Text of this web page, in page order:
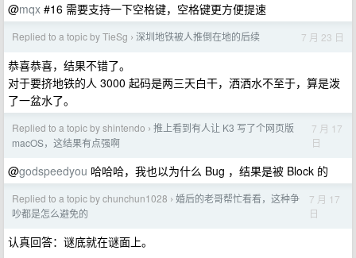
@mqx #16 需要支持一下空格键，空格键更方便提速
Replied to a topic by TieSg › 深圳地铁被人推倒在地的后续 7 月 23 日
恭喜恭喜，结果不错了。
对于要挤地铁的人 3000 起码是两三天白干，洒洒水不至于，算是泼
了一盆水了。
Replied to a topic by shintendo › 推上看到有人让 K3 写了个网页版
macOS，这结果有点强啊
7 月 17
日
@godspeedyou 哈哈哈，我也以为什么 Bug ，结果是被 Block 的
Replied to a topic by chunchun1028 › 婚后的老哥帮忙看看，这种争
吵都是怎么避免的
7 月 17
日
认真回答：谜底就在谜面上。